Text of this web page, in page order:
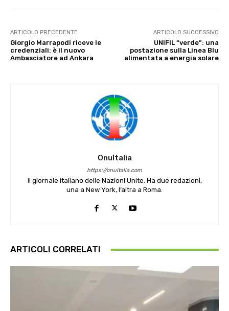
ARTICOLO PRECEDENTE
Giorgio Marrapodi riceve le
credenziali: è il nuovo
Ambasciatore ad Ankara
ARTICOLO SUCCESSIVO
UNIFIL “verde”: una
postazione sulla Linea Blu
alimentata a energia solare
OnuItalia
https://onuitalia.com
Il giornale Italiano delle Nazioni Unite. Ha due redazioni,
una a New York, l’altra a Roma.
ARTICOLI CORRELATI